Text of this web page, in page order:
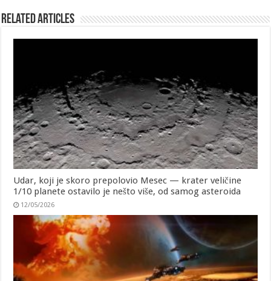
Related Articles
Udar, koji je skoro prepolovio Mesec — krater veličine
1/10 planete ostavilo je nešto više, od samog asteroida
12/05/2026